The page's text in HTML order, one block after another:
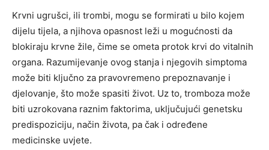
Krvni ugrušci, ili trombi, mogu se formirati u bilo kojem
dijelu tijela, a njihova opasnost leži u mogućnosti da
blokiraju krvne žile, čime se ometa protok krvi do vitalnih
organa. Razumijevanje ovog stanja i njegovih simptoma
može biti ključno za pravovremeno prepoznavanje i
djelovanje, što može spasiti život. Uz to, tromboza može
biti uzrokovana raznim faktorima, uključujući genetsku
predispoziciju, način života, pa čak i određene
medicinske uvjete.